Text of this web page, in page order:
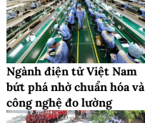
Ngành điện tử Việt Nam
bứt phá nhờ chuẩn hóa và
công nghệ đo lường